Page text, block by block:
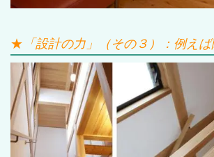
★ 「設計の力」（その３）：例え